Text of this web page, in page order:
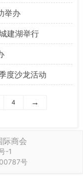
举办
建湖举行
度沙龙活动
4 →
际商会
-1
号